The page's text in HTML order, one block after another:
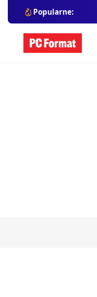
Popularne: